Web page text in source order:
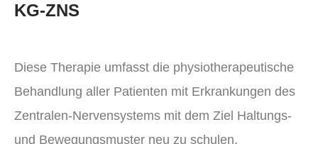
KG-ZNS
Diese Therapie umfasst die physiotherapeutische
Behandlung aller Patienten mit Erkrankungen des
Zentralen-Nervensystems mit dem Ziel Haltungs-
und Bewegungsmuster neu zu schulen,